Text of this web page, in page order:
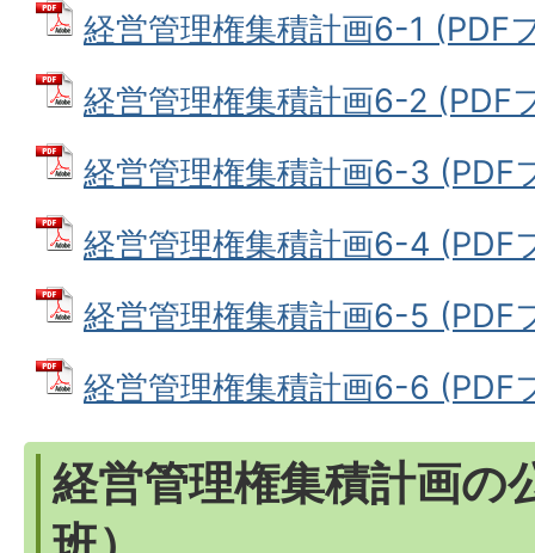
経営管理権集積計画6-1 (PDF
経営管理権集積計画6-2 (PDF
経営管理権集積計画6-3 (PDF
経営管理権集積計画6-4 (PDF
経営管理権集積計画6-5 (PDF
経営管理権集積計画6-6 (PDF
経営管理権集積計画の